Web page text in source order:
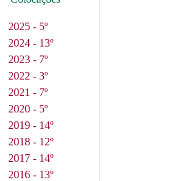
2025 - 5º
2024 - 13º
2023 - 7º
2022 - 3º
2021 - 7º
2020 - 5º
2019 - 14º
2018 - 12º
2017 - 14º
2016 - 13º